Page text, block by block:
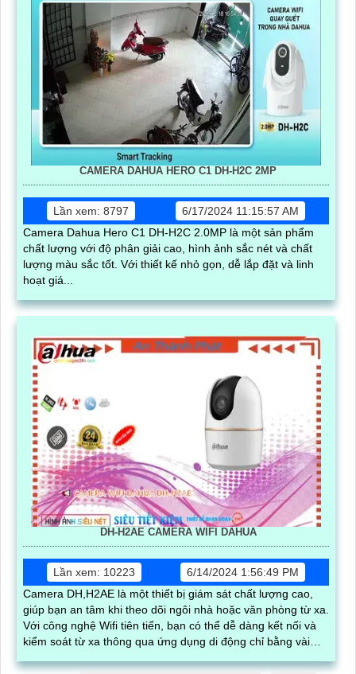
CAMERA DAHUA HERO C1 DH-H2C 2MP
Lần xem: 8797
6/17/2024 11:15:57 AM
Camera Dahua Hero C1 DH-H2C 2.0MP là một sản phẩm
chất lượng với độ phân giải cao, hình ảnh sắc nét và chất
lượng màu sắc tốt. Với thiết kế nhỏ gọn, dễ lắp đặt và linh
hoạt giá...
DH-H2AE CAMERA WIFI DAHUA
Lần xem: 10223
6/14/2024 1:56:49 PM
Camera DH,H2AE là một thiết bị giám sát chất lượng cao,
giúp bạn an tâm khi theo dõi ngôi nhà hoặc văn phòng từ xa.
Với công nghệ Wifi tiên tiến, bạn có thể dễ dàng kết nối và
kiểm soát từ xa thông qua ứng dụng di động chỉ bằng vài